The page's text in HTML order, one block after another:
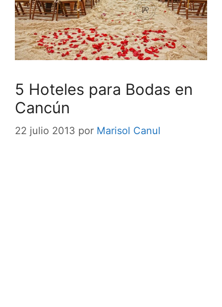
5 Hoteles para Bodas en
Cancún
22 julio 2013 por Marisol Canul